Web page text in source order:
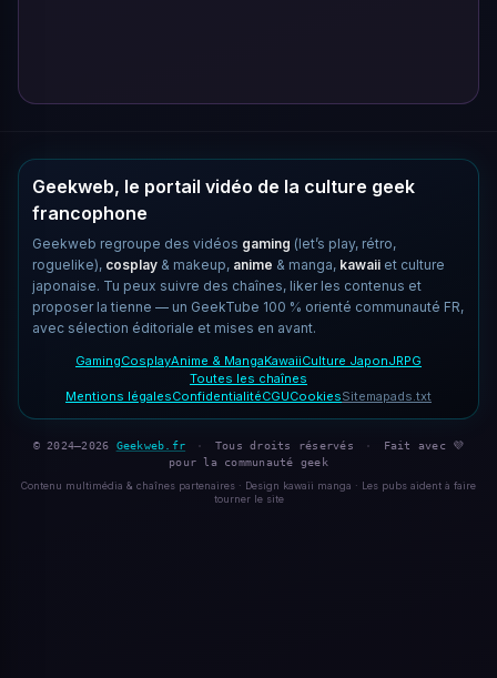
Geekweb, le portail vidéo de la culture geek
francophone
Geekweb regroupe des vidéos gaming (let’s play, rétro,
roguelike), cosplay & makeup, anime & manga, kawaii et culture
japonaise. Tu peux suivre des chaînes, liker les contenus et
proposer la tienne — un GeekTube 100 % orienté communauté FR,
avec sélection éditoriale et mises en avant.
GamingCosplayAnime & MangaKawaiiCulture JaponJRPG
Toutes les chaînes
Mentions légalesConfidentialitéCGUCookiesSitemapads.txt
© 2024–2026 Geekweb.fr · Tous droits réservés ·
Fait avec 💜
pour la communauté geek
Contenu multimédia & chaînes partenaires · Design kawaii manga · Les pubs aident à faire
tourner le site